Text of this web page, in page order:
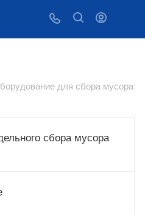
для сбора мусора
сбора мусора